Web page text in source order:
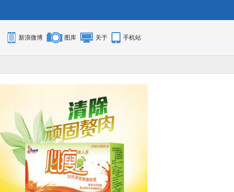
新浪微博 图库 关于 手机站